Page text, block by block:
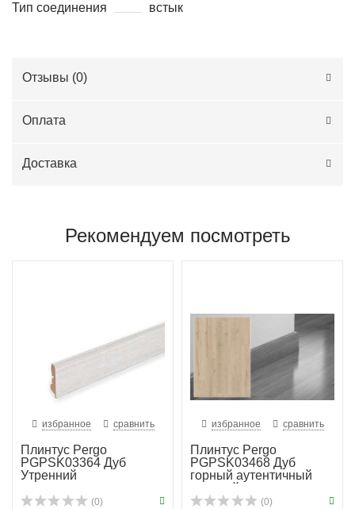
Тип соединения
встык
Отзывы (0)
Оплата
Доставка
Рекомендуем посмотреть
избранное сравнить
Плинтус Pergo
PGPSK03364 Дуб
Утренний
(0)
избранное сравнить
Плинтус Pergo
PGPSK03468 Дуб
горный аутентичный
светлый
(0)